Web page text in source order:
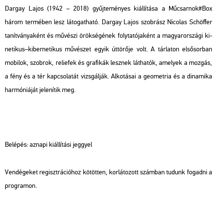
Dar­gay Lajos (1942 – 2018) gyűj­te­mé­nyes ki­ál­lí­tá­sa a Mű­csar­nok#Box
három ter­mé­ben lesz lá­to­gat­ha­tó. Dar­gay Lajos szob­rász Nic­o­las Schöf­fer
ta­nít­vá­nya­ként és mű­vé­szi örök­sé­gé­nek foly­ta­tó­ja­ként a ma­gyar­or­szá­gi ki­
ne­ti­kus–ki­ber­ne­ti­kus mű­vé­szet egyik út­tö­rő­je volt. A tár­la­ton el­ső­sor­ban
mo­bi­lok, szob­rok, re­li­e­fek és gra­fi­kák lesz­nek lát­ha­tók, ame­lyek a moz­gás,
a fény és a tér kap­cso­la­tát vizs­gál­ják. Al­ko­tá­sai a geo­met­ria és a di­na­mi­ka
har­mó­ni­á­ját je­le­ní­tik meg.
Be­lé­pés: az­na­pi ki­ál­lí­tá­si jeggyel
Ven­dé­ge­ket re­giszt­rá­ci­ó­hoz kö­töt­ten, kor­lá­to­zott szám­ban tu­dunk fo­gad­ni a
prog­ra­mon.